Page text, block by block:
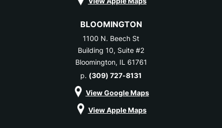
BLOOMINGTON
1100 N. Beech St
Building 10, Suite #2
Bloomington, IL 61761
p. (309) 727-8131
View Google Maps
View Apple Maps